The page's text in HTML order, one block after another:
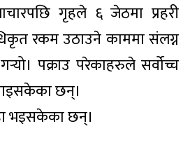
गृहले ६ जेठमा प्रहरी
रकम उठाउने काममा संलग्न
पक्राउ परेकाहरुले सर्वोच्च
छन्।
भइसकेका छन्।